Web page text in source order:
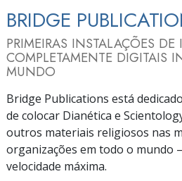
BRIDGE
PRIMEIRAS INSTALAÇÕES DE
COMPLETAMENTE DIGITAIS
MUNDO
Bridge Publications está
de colocar Dianética e
outros materiais religiosos nas
organizações em todo o mundo
velocidade máxima.